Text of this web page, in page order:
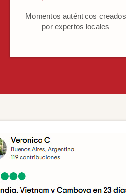
Momentos auténticos creados
por expertos locales